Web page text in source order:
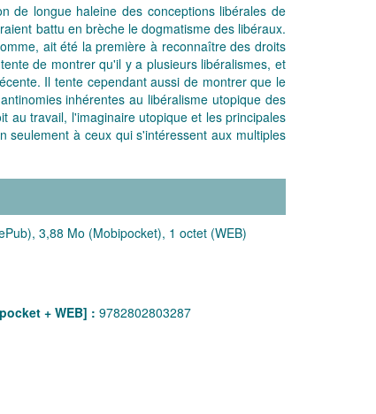
de longue haleine des conceptions libérales de
battu en brèche le dogmatisme des libéraux.
ait été la première à reconnaître des droits
de montrer qu'il y a plusieurs libéralismes, et
Il tente cependant aussi de montrer que le
inhérentes au libéralisme utopique des
au travail, l'imaginaire utopique et les principales
seulement à ceux qui s'intéressent aux multiples
3,88 Mo (Mobipocket), 1 octet (WEB)
+ WEB] : 9782802803287